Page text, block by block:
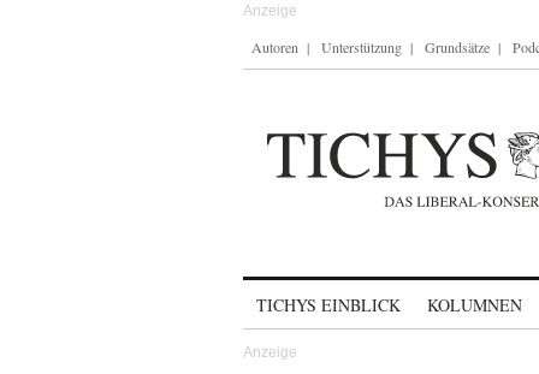
Autoren Unterstützung Grundsätze
TICHYS EINBLICK KOLUMNEN